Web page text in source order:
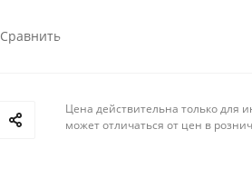
Сравнить
Цена действительна только для
может отличаться от цен в